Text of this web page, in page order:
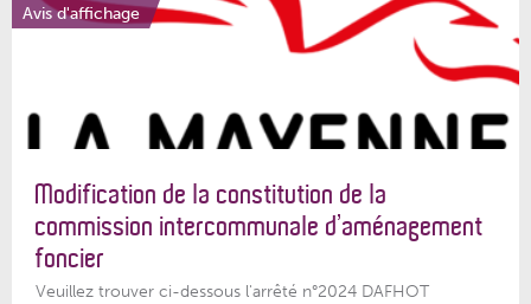
Avis d'affichage
Modification de la constitution de la
commission intercommunale d’aménagement
foncier
Veuillez trouver ci-dessous l'arrêté n°2024 DAFHOT